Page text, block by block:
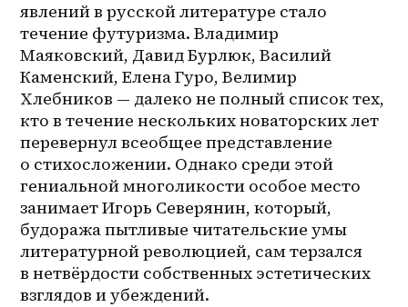
явлений в русской литературе стало
течение футуризма. Владимир
Маяковский, Давид Бурлюк, Василий
Каменский, Елена Гуро, Велимир
Хлебников — далеко не полный список тех,
кто в течение нескольких новаторских лет
перевернул всеобщее представление
о стихосложении. Однако среди этой
гениальной многоликости особое место
занимает Игорь Северянин, который,
будоража пытливые читательские умы
литературной революцией, сам терзался
в нетвёрдости собственных эстетических
взглядов и убеждений.